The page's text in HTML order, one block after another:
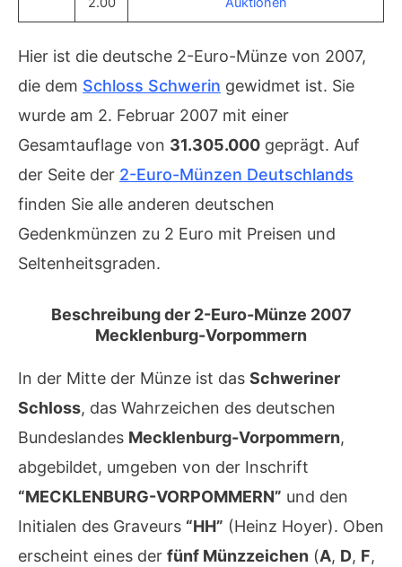
Hier ist die deutsche 2-Euro-Münze von 2007,
die dem Schloss Schwerin gewidmet ist. Sie
wurde am 2. Februar 2007 mit einer
Gesamtauflage von 31.305.000 geprägt. Auf
der Seite der 2-Euro-Münzen Deutschlands
finden Sie alle anderen deutschen
Gedenkmünzen zu 2 Euro mit Preisen und
Seltenheitsgraden.
Beschreibung der 2-Euro-Münze 2007
Mecklenburg-Vorpommern
In der Mitte der Münze ist das Schweriner
Schloss, das Wahrzeichen des deutschen
Bundeslandes Mecklenburg-Vorpommern,
abgebildet, umgeben von der Inschrift
“MECKLENBURG-VORPOMMERN” und den
Initialen des Graveurs “HH” (Heinz Hoyer). Oben
erscheint eines der fünf Münzzeichen (A, D, F,